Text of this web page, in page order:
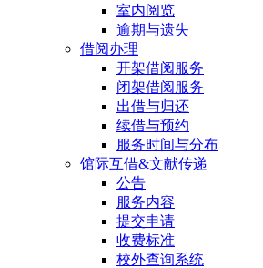
室内阅览
逾期与遗失
借阅办理
开架借阅服务
闭架借阅服务
出借与归还
续借与预约
服务时间与分布
馆际互借&文献传递
公告
服务内容
提交申请
收费标准
校外查询系统